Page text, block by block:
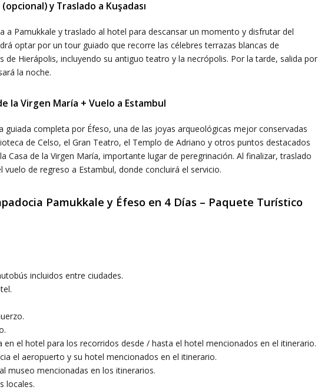
y Traslado a Kuşadası
a Pamukkale y traslado al hotel para descansar un momento y disfrutar del
optar por un tour guiado que recorre las célebres terrazas blancas de
Hierápolis, incluyendo su antiguo teatro y la necrópolis. Por la tarde, salida por
la noche.
la Virgen María + Vuelo a Estambul
guiada completa por Éfeso, una de las joyas arqueológicas mejor conservadas
de Celso, el Gran Teatro, el Templo de Adriano y otros puntos destacados
Casa de la Virgen María, importante lugar de peregrinación. Al finalizar, traslado
de regreso a Estambul, donde concluirá el servicio.
Pamukkale y Éfeso en 4 Días – Paquete Turístico
incluidos entre ciudades.
en el hotel para los recorridos desde / hasta el hotel mencionados en el itinerario.
el aeropuerto y su hotel mencionados en el itinerario.
museo mencionadas en los itinerarios.
locales.